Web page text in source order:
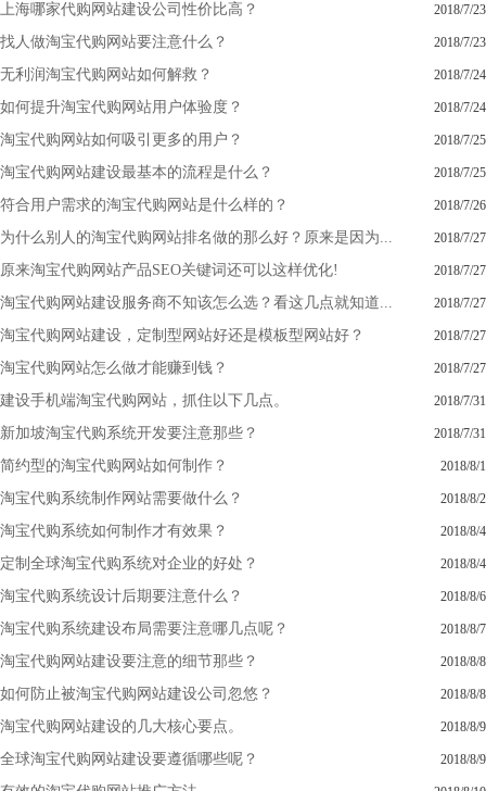
上海哪家代购网站建设公司性价比高？ 2018/7/23
找人做淘宝代购网站要注意什么？ 2018/7/23
无利润淘宝代购网站如何解救？ 2018/7/24
如何提升淘宝代购网站用户体验度？ 2018/7/24
淘宝代购网站如何吸引更多的用户？ 2018/7/25
淘宝代购网站建设最基本的流程是什么？ 2018/7/25
符合用户需求的淘宝代购网站是什么样的？ 2018/7/26
为什么别人的淘宝代购网站排名做的那么好？原来是因为... 2018/7/27
原来淘宝代购网站产品SEO关键词还可以这样优化! 2018/7/27
淘宝代购网站建设服务商不知该怎么选？看这几点就知道... 2018/7/27
淘宝代购网站建设，定制型网站好还是模板型网站好？ 2018/7/27
淘宝代购网站怎么做才能赚到钱？ 2018/7/27
建设手机端淘宝代购网站，抓住以下几点。 2018/7/31
新加坡淘宝代购系统开发要注意那些？ 2018/7/31
简约型的淘宝代购网站如何制作？ 2018/8/1
淘宝代购系统制作网站需要做什么？ 2018/8/2
淘宝代购系统如何制作才有效果？ 2018/8/4
定制全球淘宝代购系统对企业的好处？ 2018/8/4
淘宝代购系统设计后期要注意什么？ 2018/8/6
淘宝代购系统建设布局需要注意哪几点呢？ 2018/8/7
淘宝代购网站建设要注意的细节那些？ 2018/8/8
如何防止被淘宝代购网站建设公司忽悠？ 2018/8/8
淘宝代购网站建设的几大核心要点。 2018/8/9
全球淘宝代购网站建设要遵循哪些呢？ 2018/8/9